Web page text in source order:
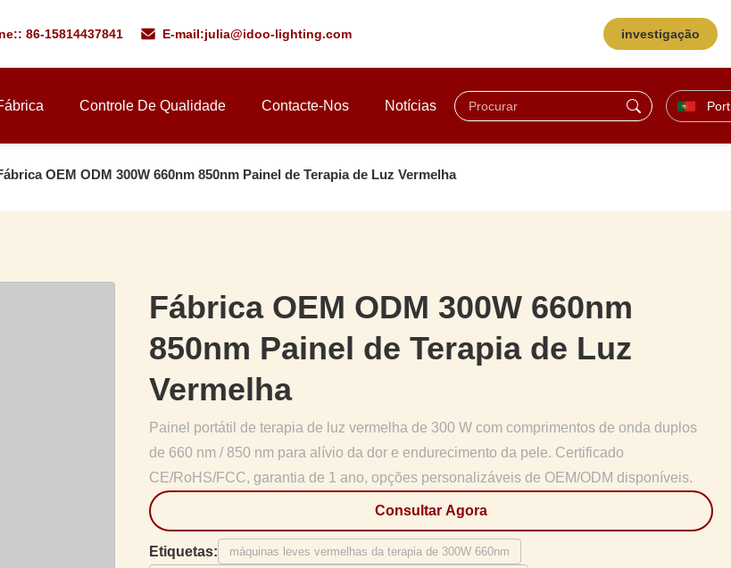
86-15814437841 E-mail:julia@idoo-lighting.com investigação
Controle De Qualidade Contacte-Nos Notícias
OEM ODM 300W 660nm 850nm Painel de Terapia de Luz Vermelha
Fábrica OEM ODM 300W 660nm
850nm Painel de Terapia de Luz
Vermelha
Painel portátil de terapia de luz vermelha de 300 W com comprimentos de onda duplos
de 660 nm / 850 nm para alívio da dor e endurecimento da pele. Certificado
CE/RoHS/FCC, garantia de 1 ano, opções personalizáveis ​​de OEM/ODM disponíveis.
Consultar Agora
Etiquetas:
máquinas leves vermelhas da terapia de 300W 660nm